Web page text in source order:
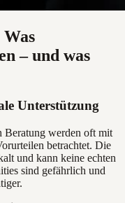
– und was
Unterstützung
Beratung werden oft mit
betrachtet. Die
und kann keine echten
sind gefährlich und